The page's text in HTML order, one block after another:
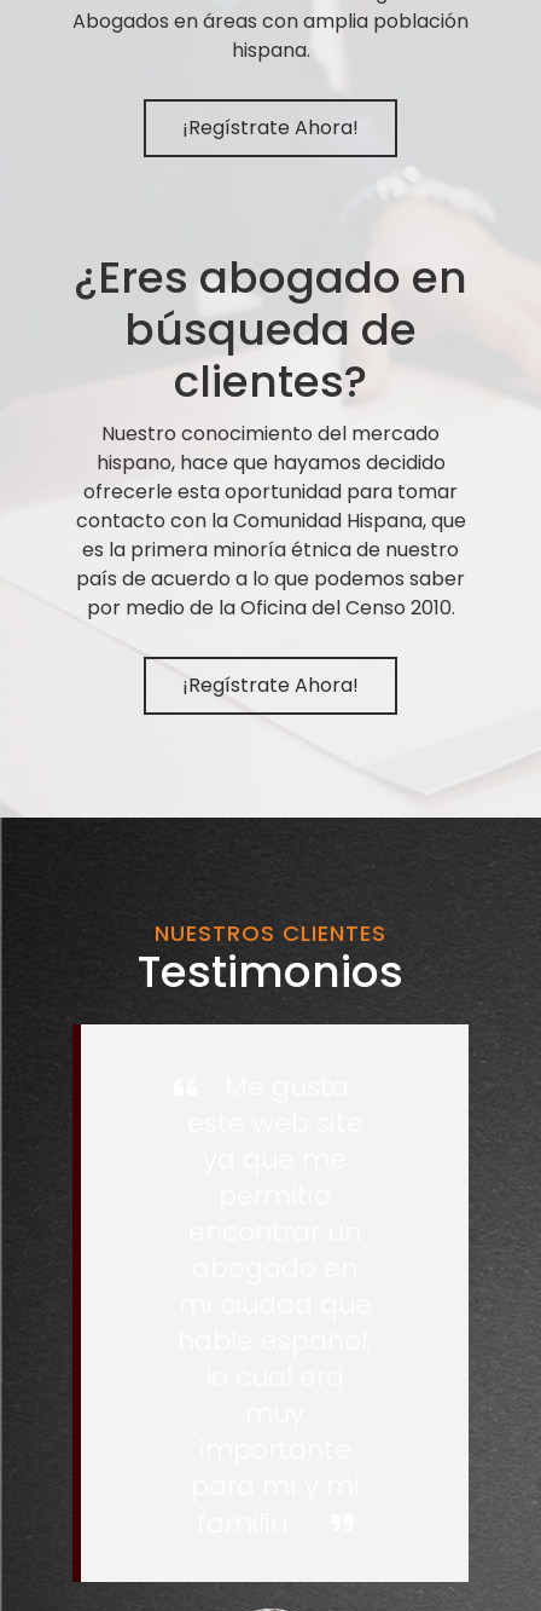
Abogados en áreas con amplia población
hispana.
¡Regístrate Ahora!
¿Eres abogado en
búsqueda de
clientes?
Nuestro conocimiento del mercado
hispano, hace que hayamos decidido
ofrecerle esta oportunidad para tomar
contacto con la Comunidad Hispana, que
es la primera minoría étnica de nuestro
país de acuerdo a lo que podemos saber
por medio de la Oficina del Censo 2010.
¡Regístrate Ahora!
NUESTROS CLIENTES
Testimonios